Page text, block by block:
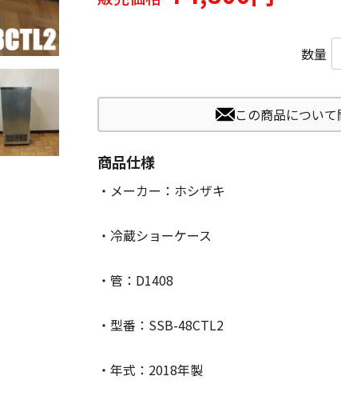
数量
この商品につい
商品仕様
・メーカー：ホシザキ
・冷蔵ショーケース
・管：D1408
・型番：SSB-48CTL2
・年式：2018年製